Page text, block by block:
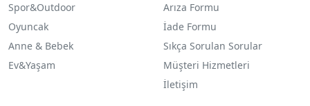
Spor&Outdoor
Oyuncak
Anne & Bebek
Ev&Yaşam
Arıza Formu
İade Formu
Sıkça Sorulan Sorular
Müşteri Hizmetleri
İletişim